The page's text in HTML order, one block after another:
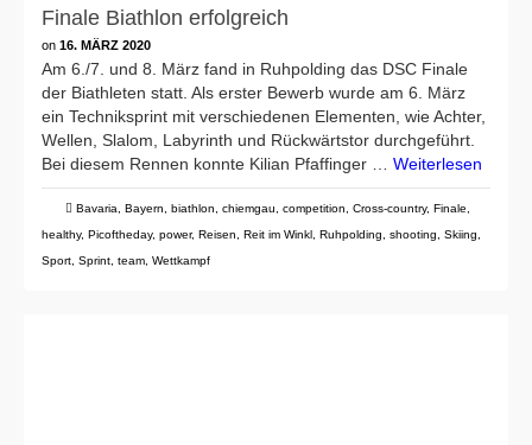
Finale Biathlon erfolgreich
on 16. MÄRZ 2020
Am 6./7. und 8. März fand in Ruhpolding das DSC Finale
der Biathleten statt. Als erster Bewerb wurde am 6. März
ein Techniksprint mit verschiedenen Elementen, wie Achter,
Wellen, Slalom, Labyrinth und Rückwärtstor durchgeführt.
Bei diesem Rennen konnte Kilian Pfaffinger … Weiterlesen
Bavaria Bayern biathlon chiemgau competition Cross-country, Finale
healthy, Picoftheday, power, Reisen Reit im Winkl Ruhpolding shooting Skiing
Sport Sprint team Wettkampf